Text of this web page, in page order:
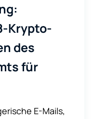
Krypto-
des
für
E-Mails,